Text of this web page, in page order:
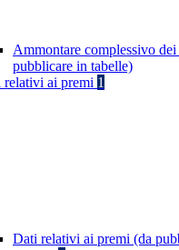
Ammontare complessivo
pubblicare in tabelle)
relativi ai premi 1
Dati relativi ai premi (da